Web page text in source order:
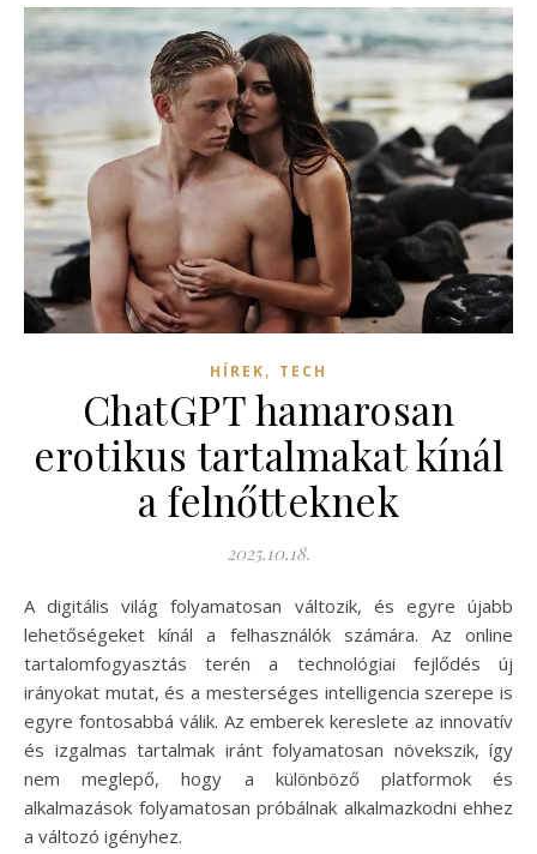
HÍREK, TECH
ChatGPT hamarosan
erotikus tartalmakat kínál
a felnőtteknek
2025.10.18.
A digitális világ folyamatosan változik, és egyre újabb
lehetőségeket kínál a felhasználók számára. Az online
tartalomfogyasztás terén a technológiai fejlődés új
irányokat mutat, és a mesterséges intelligencia szerepe is
egyre fontosabbá válik. Az emberek kereslete az innovatív
és izgalmas tartalmak iránt folyamatosan növekszik, így
nem meglepő, hogy a különböző platformok és
alkalmazások folyamatosan próbálnak alkalmazkodni ehhez
a változó igényhez.